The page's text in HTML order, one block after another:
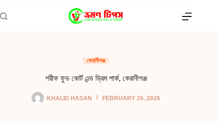
to
content
কেরানীগঞ্জ
শরীফ ফুড কোর্ট এন্ড ড্রিম পার্ক, কেরানীগঞ্জ
KHALID HASAN FEBRUARY 26, 2026